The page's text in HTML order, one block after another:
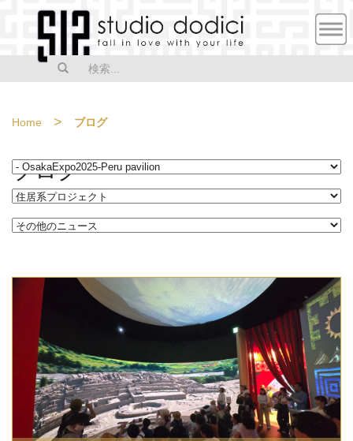
MEN
U
Home > ブログ
ブログ